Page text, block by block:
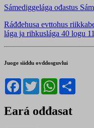
Sámediggelága ođastus
Ráđđehusa evttohus
lága ja rihkuslága 40 logu
Juoge siiddu ovddosguvlui
Facebook
TwitterWhatsApp
Eará ođđasat